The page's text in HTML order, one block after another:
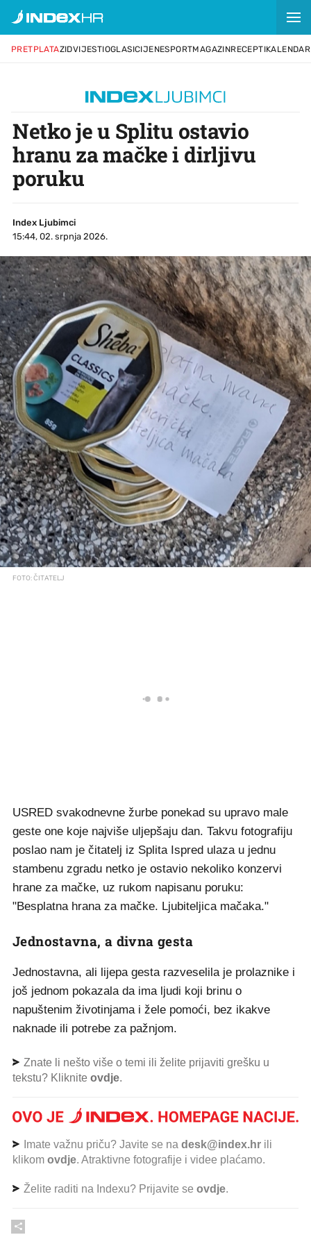
PRETPLATAZIDVIJESTIOGLASICIJENESPORTMAGAZINRECEPTIKALENDAR
Netko je u Splitu ostavio
hranu za mačke i dirljivu
poruku
Index Ljubimci
15:44, 02. srpnja 2026.
FOTO: ČITATELJ
USRED svakodnevne žurbe ponekad su upravo male
geste one koje najviše uljepšaju dan. Takvu fotografiju
poslao nam je čitatelj iz Splita Ispred ulaza u jednu
stambenu zgradu netko je ostavio nekoliko konzervi
hrane za mačke, uz rukom napisanu poruku:
"Besplatna hrana za mačke. Ljubiteljica mačaka."
Jednostavna, a divna gesta
Jednostavna, ali lijepa gesta razveselila je prolaznike i
još jednom pokazala da ima ljudi koji brinu o
napuštenim životinjama i žele pomoći, bez ikakve
naknade ili potrebe za pažnjom.
Znate li nešto više o temi ili želite prijaviti grešku u
tekstu? Kliknite ovdje.
Imate važnu priču? Javite se na desk@index.hr ili
klikom ovdje. Atraktivne fotografije i videe plaćamo.
Želite raditi na Indexu? Prijavite se ovdje.